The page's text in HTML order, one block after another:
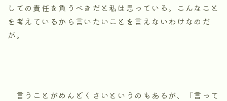
しての責任を負うべきだと私は思っている。こんなこと
を考えているから言いたいことを言えないわけなのだ
が。
言うことがめんどくさいというのもあるが、「言って